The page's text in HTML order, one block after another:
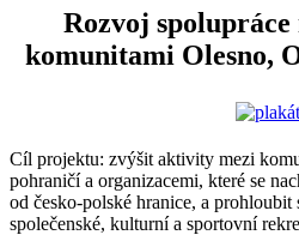
Rozvoj
komunitami Olesno,
Cíl projektu: zvýšit aktivity mezi
pohraničí a organizacemi, které se
od česko-polské hranice, a prohloubit
společenské, kulturní a sportovní